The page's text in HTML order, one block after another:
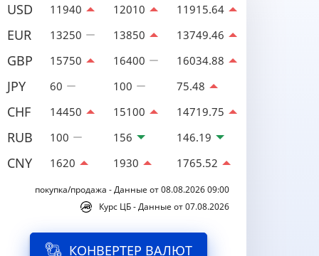
USD 11940 12010 11915.64
EUR 13250 13850 13749.46
GBP 15750 16400 16034.88
JPY 60 100 75.48
CHF 14450 15100 14719.75
RUB 100 156 146.19
CNY 1620 1930 1765.52
покупка/продажа - Данные от 08.08.2026 09:00
Курс ЦБ - Данные от 07.08.2026
КОНВЕРТЕР ВАЛЮТ